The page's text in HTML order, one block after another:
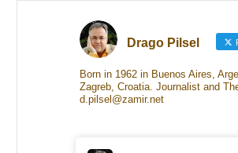
Drago Pilsel
Born in 1962 in Buenos Aires,
Zagreb, Croatia. Journalist and
d.pilsel@zamir.net